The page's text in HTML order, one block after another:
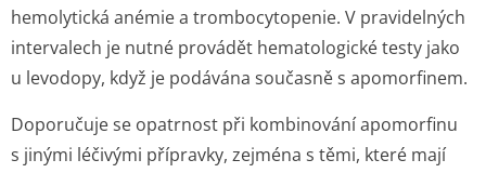
hemolytická anémie a trombocytopenie. V pravidelných
intervalech je nutné provádět hematologické testy jako
u levodopy, když je podávána současně s apomorfinem.
Doporučuje se opatrnost při kombinování apomorfinu
s jinými léčivými přípravky, zejména s těmi, které mají